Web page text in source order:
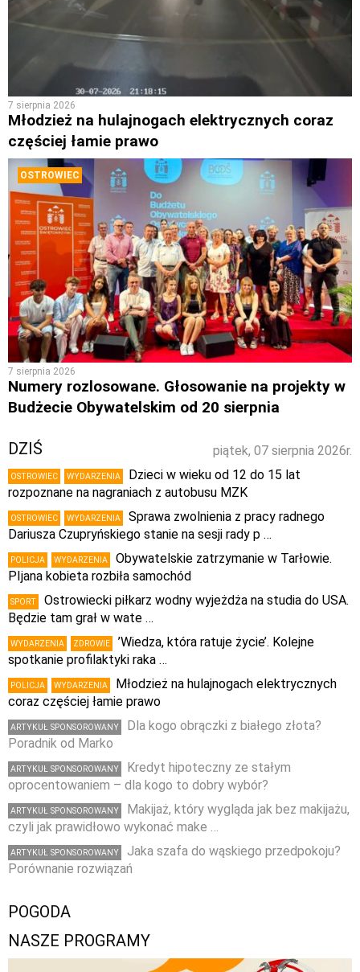
7 sierpnia 2026
Młodzież na hulajnogach elektrycznych coraz
częściej łamie prawo
OSTROWIEC
7 sierpnia 2026
Numery rozlosowane. Głosowanie na projekty w
Budżecie Obywatelskim od 20 sierpnia
piątek, 07 sierpnia 2026r.
DZIŚ
OSTROWIEC WYDARZENIA
Dzieci w wieku od 12 do 15 lat
rozpoznane na nagraniach z autobusu MZK
OSTROWIEC WYDARZENIA
Sprawa zwolnienia z pracy radnego
Dariusza Czupryńskiego stanie na sesji rady p …
POLICJA WYDARZENIA
Obywatelskie zatrzymanie w Tarłowie.
PIjana kobieta rozbiła samochód
SPORT
Ostrowiecki piłkarz wodny wyjeżdża na studia do USA.
Będzie tam grał w wate …
WYDARZENIA ZDROWIE
’Wiedza, która ratuje życie’. Kolejne
spotkanie profilaktyki raka …
POLICJA WYDARZENIA
Młodzież na hulajnogach elektrycznych
coraz częściej łamie prawo
ARTYKUŁ SPONSOROWANY
Dla kogo obrączki z białego złota?
Poradnik od Marko
ARTYKUŁ SPONSOROWANY
Kredyt hipoteczny ze stałym
oprocentowaniem – dla kogo to dobry wybór?
ARTYKUŁ SPONSOROWANY
Makijaż, który wygląda jak bez makijażu,
czyli jak prawidłowo wykonać make …
ARTYKUŁ SPONSOROWANY
Jaka szafa do wąskiego przedpokoju?
Porównanie rozwiązań
POGODA
NASZE PROGRAMY